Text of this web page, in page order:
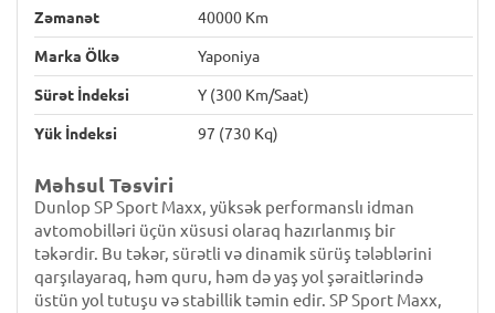
Zəmanət 40000 Km
Marka Ölkə Yaponiya
Sürət İndeksi Y (300 Km/saat)
Yük İndeksi 97 (730 Kq)
Məhsul Təsviri
Dunlop SP Sport Maxx, yüksək performanslı idman
avtomobilləri üçün xüsusi olaraq hazırlanmış bir
təkərdir. Bu təkər, sürətli və dinamik sürüş tələblərini
qarşılayaraq, həm quru, həm də yaş yol şəraitlərində
üstün yol tutuşu və stabillik təmin edir. SP Sport Maxx,